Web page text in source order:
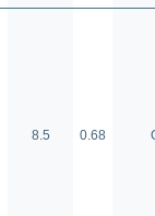
8.5 0.68